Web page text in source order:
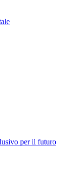
per il futuro